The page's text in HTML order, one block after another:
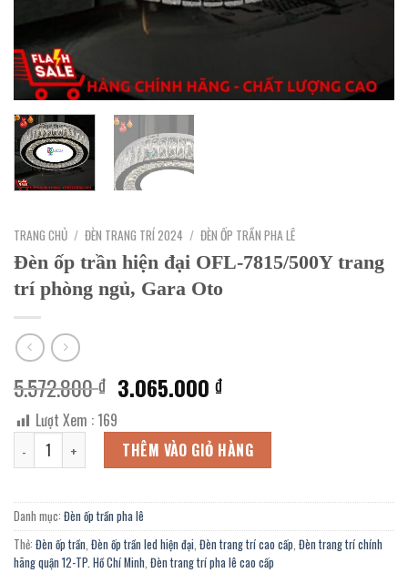
TRANG CHỦ / ĐÈN TRANG TRÍ 2024 / ĐÈN ỐP TRẦN PHA LÊ
Đèn ốp trần hiện đại OFL-7815/500Y trang
trí phòng ngủ, Gara Oto
5.572.800₫ Giá
gốc
là:
5.572.800 ₫.
3.065.000₫Giá
tại
là:
3.065.000 ₫.
Lượt Xem :169
Đèn ốp trần hiện đại OFL-7815/500Y trang trí phòng ngủ, Gara Oto
THÊM VÀO GIỎ HÀNG
Danh mục: Đèn ốp trần pha lê
Thẻ: Đèn ốp trần, Đèn ốp trần led hiện đại, Đèn trang trí cao cấp, Đèn trang trí chính
hãng quận 12-TP. Hồ Chí Minh, Đèn trang trí pha lê cao cấp